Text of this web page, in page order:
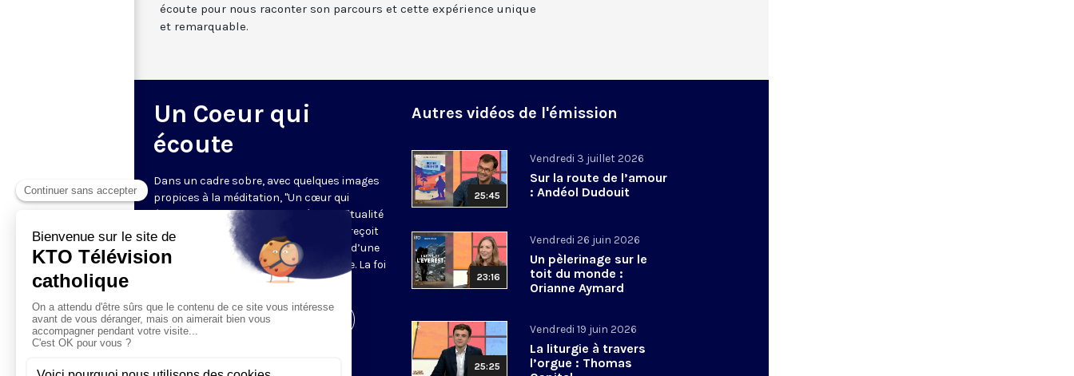
écoute pour nous raconter son parcours et cette expérience unique
et remarquable.
Un Coeur qui
écoute
Dans un cadre sobre, avec quelques images
propices à la méditation, "Un cœur qui
écoute" donne toute sa place à la spiritualité
sur le ton de l’intime. Cyril Lepeigneux reçoit
un invité pour 26 minutes d’évocation d’une
vie, d’une intense expérience spirituelle. La foi
vivante et incarnée par des témoins.
Visiter la page de l'émission
Autres vidéos de l'émission
25:45
Vendredi 3 juillet 2026
Sur la route de l’amour
: Andéol Dudouit
23:16
Vendredi 26 juin 2026
Un pèlerinage sur le
toit du monde :
Orianne Aymard
25:25
Vendredi 19 juin 2026
La liturgie à travers
l’orgue : Thomas